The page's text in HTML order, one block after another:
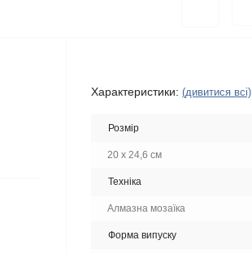
Характеристики: (дивитися всі)
Розмір
20 х 24,6 см
Техніка
Алмазна мозаїка
Форма випуску